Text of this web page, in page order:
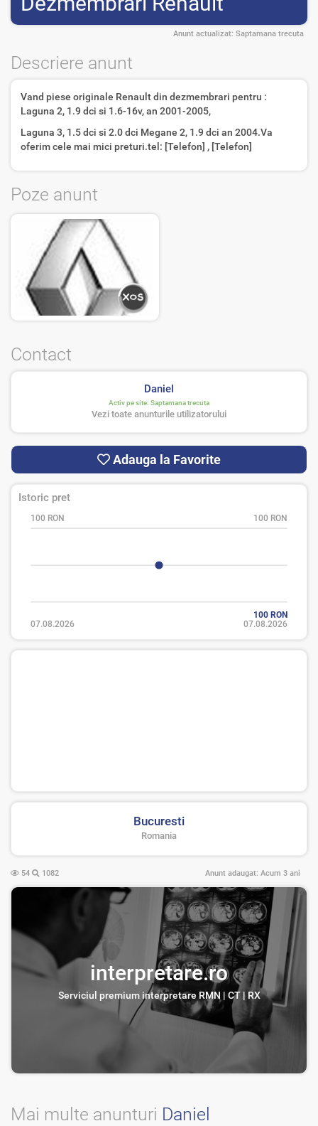
Anunt actualizat: Saptamana trecuta
Descriere anunt
Vand piese originale Renault din dezmembrari pentru :
Laguna 2, 1.9 dci si 1.6-16v, an 2001-2005,
Laguna 3, 1.5 dci si 2.0 dci Megane 2, 1.9 dci an 2004.Va
oferim cele mai mici preturi.tel: [Telefon] , [Telefon]
Poze anunt
Contact
Daniel
Activ pe site: Saptamana trecuta
Vezi toate anunturile utilizatorului
Adauga la Favorite
Istoric pret
100 RON 100 RON
100 RON
07.08.2026
07.08.2026
Bucuresti
Romania
54 1082 Anunt adaugat: Acum 3 ani
interpretare.ro
Serviciul premium interpretare RMN | CT | RX
Mai multe anunturi Daniel